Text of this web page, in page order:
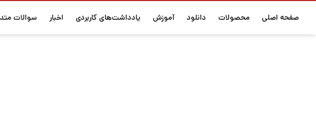
صفحه اصلی محصولات دانلود آموزش یادداشت‌های کاربردی اخبار سوالات